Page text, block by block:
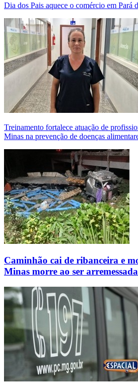
Dia dos Pais aquece o comércio em Pará
Treinamento fortalece atuação de
Minas na prevenção de doenças
Caminhão cai de ribanceira e
Minas morre ao ser